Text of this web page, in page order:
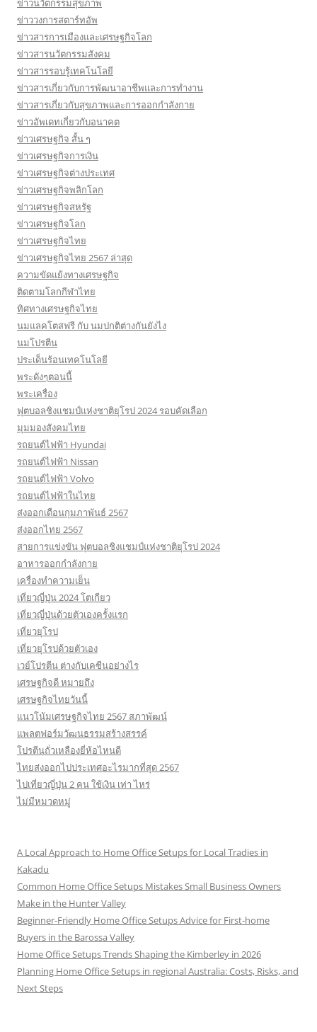
ข่าวนวัตกรรมสุขภาพ
ข่าววงการสตาร์ทอัพ
ข่าวสารการเมืองและเศรษฐกิจโลก
ข่าวสารนวัตกรรมสังคม
ข่าวสารรอบรู้เทคโนโลยี
ข่าวสารเกี่ยวกับการพัฒนาอาชีพและการทำงาน
ข่าวสารเกี่ยวกับสุขภาพและการออกกำลังกาย
ข่าวอัพเดทเกี่ยวกับอนาคต
ข่าวเศรษฐกิจ สั้น ๆ
ข่าวเศรษฐกิจการเงิน
ข่าวเศรษฐกิจต่างประเทศ
ข่าวเศรษฐกิจพลิกโลก
ข่าวเศรษฐกิจสหรัฐ
ข่าวเศรษฐกิจโลก
ข่าวเศรษฐกิจไทย
ข่าวเศรษฐกิจไทย 2567 ล่าสุด
ความขัดแย้งทางเศรษฐกิจ
ติดตามโลกกีฬาไทย
ทิศทางเศรษฐกิจไทย
นมแลคโตสฟรี กับ นมปกติต่างกันยังไง
นมโปรตีน
ประเด็นร้อนเทคโนโลยี
พระดังๆตอนนี้
พระเครื่อง
ฟุตบอลชิงแชมป์แห่งชาติยุโรป 2024 รอบคัดเลือก
มุมมองสังคมไทย
รถยนต์ไฟฟ้า Hyundai
รถยนต์ไฟฟ้า Nissan
รถยนต์ไฟฟ้า Volvo
รถยนต์ไฟฟ้าในไทย
ส่งออกเดือนกุมภาพันธ์ 2567
ส่งออกไทย 2567
สายการแข่งขัน ฟุตบอลชิงแชมป์แห่งชาติยุโรป 2024
อาหารออกกําลังกาย
เครื่องทำความเย็น
เที่ยวญี่ปุ่น 2024 โตเกียว
เที่ยวญี่ปุ่นด้วยตัวเองครั้งแรก
เที่ยวยุโรป
เที่ยวยุโรปด้วยตัวเอง
เวย์โปรตีน ต่างกับเคซีนอย่างไร
เศรษฐกิจดี หมายถึง
เศรษฐกิจไทยวันนี้
แนวโน้มเศรษฐกิจไทย 2567 สภาพัฒน์
แพลตฟอร์มวัฒนธรรมสร้างสรรค์
โปรตีนถั่วเหลืองยี่ห้อไหนดี
ไทยส่งออกไปประเทศอะไรมากที่สุด 2567
ไปเที่ยวญี่ปุ่น 2 คน ใช้เงิน เท่า ไหร่
ไม่มีหมวดหมู่
A Local Approach to Home Office Setups for Local Tradies in
Kakadu
Common Home Office Setups Mistakes Small Business Owners
Make in the Hunter Valley
Beginner-Friendly Home Office Setups Advice for First-home
Buyers in the Barossa Valley
Home Office Setups Trends Shaping the Kimberley in 2026
Planning Home Office Setups in regional Australia: Costs, Risks, and
Next Steps